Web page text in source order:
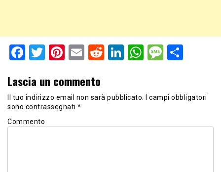
Facebook
Twitter
Pinterest
EmailRedditLinkedIn
WhatsApp
Lascia un commento
Il tuo indirizzo email non sarà pubblicato. I campi obbligatori
sono contrassegnati *
Commento